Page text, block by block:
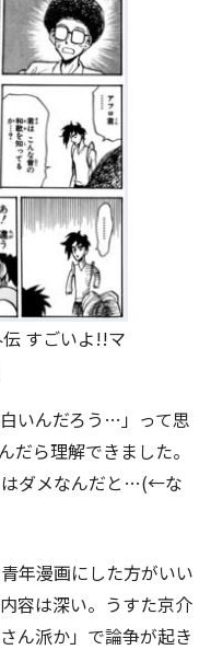
すごいよ!!マ
いんだろう…」って思
だら理解できました。
はダメなんだと…(←な
年漫画にした方がいい
容は深い。うすた京介
ん派か」で論争が起き